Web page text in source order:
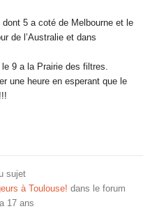
5 a coté de Melbourne et le
de l’Australie et dans
le 9 a la Prairie des filtres.
une heure en esperant que le
sujet
à Toulouse! dans le forum
17 ans